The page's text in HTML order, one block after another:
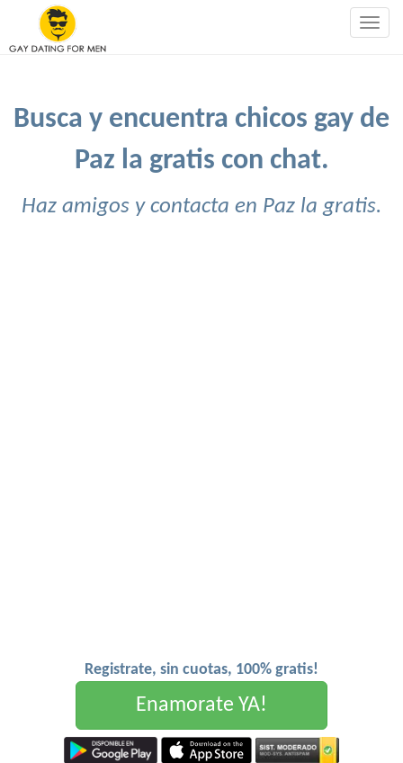
Busca y encuentra chicos gay de
Paz la gratis con chat.
Haz amigos y contacta en Paz la gratis.
Registrate, sin cuotas, 100% gratis!
Enamorate YA!